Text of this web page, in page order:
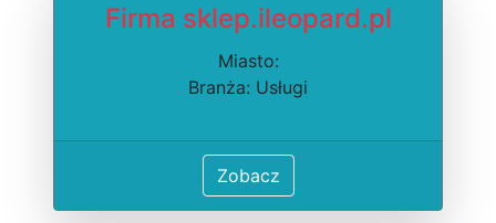
Firma sklep.ileopard.pl
Miasto:
Branża: Usługi
Zobacz